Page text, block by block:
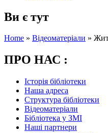
Ви є тут
Home » Відеоматеріали »
ПРО НАС :
Історія бібліотеки
Наша адреса
Структура бібліотеки
Відеоматеріали
Бібліотека у ЗМІ
Наші партнери